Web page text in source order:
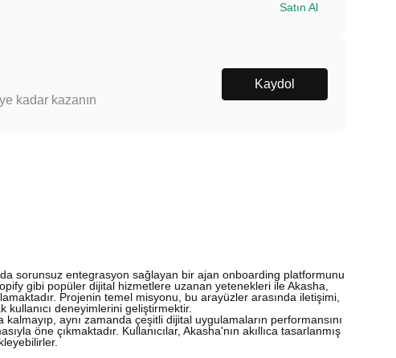
Satın Al
kadar kazanın
Kaydol
sorunsuz entegrasyon sağlayan bir ajan onboarding platformunu
gibi popüler dijital hizmetlere uzanan yetenekleri ile Akasha,
Projenin temel misyonu, bu arayüzler arasında iletişimi,
kullanıcı deneyimlerini geliştirmektir.
aynı zamanda çeşitli dijital uygulamaların performansını
öne çıkmaktadır. Kullanıcılar, Akasha'nın akıllıca tasarlanmış